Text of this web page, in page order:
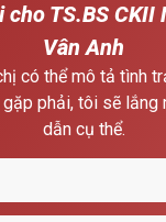
cho TS.BS CKII
Vân Anh
có thể mô tả tình
phải, tôi sẽ lắng
dẫn cụ thể.